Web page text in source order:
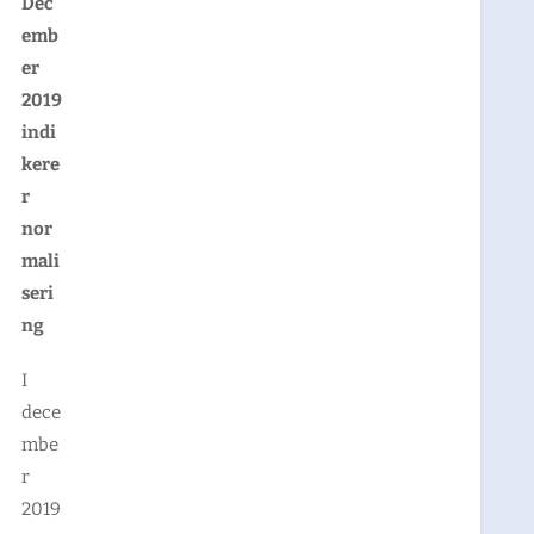
emb
er
2019
indi
kere
r
nor
mali
seri
ng
I
dece
mbe
r
2019